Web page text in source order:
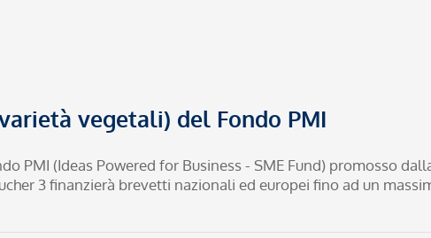
vegetali) del Fondo PMI
PMI (Ideas Powered for Business - SME Fund) promosso
3 finanzierà brevetti nazionali ed europei fino ad un